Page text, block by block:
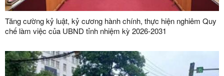
Tăng cường kỷ luật, kỷ cương hành chính, thực hiện nghiêm Quy
chế làm việc của UBND tỉnh nhiệm kỳ 2026-2031